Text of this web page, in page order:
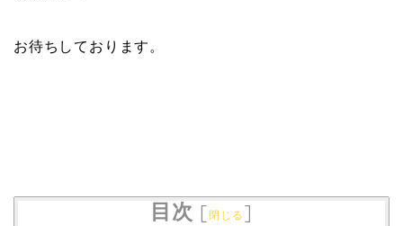
お待ちしております。
目次 [閉じる ]